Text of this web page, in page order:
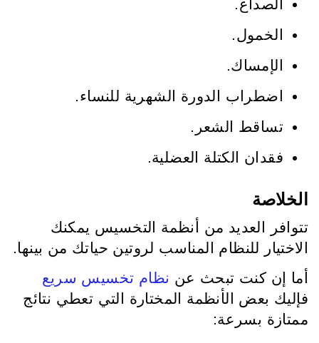
الصداع.
الخمول.
الإمساك.
اضطراب الدورة الشهرية للنساء.
تساقط الشعر.
فقدان الكتلة العضلية.
الخلاصة
تتوافر العديد من أنظمة التخسيس يمكنك
الاختيار للنظام المناسب لروتين حياتك من بينها.
أما إن كنت تبحث عن نظام تخسيس سريع
فإليك بعض الأنظمة المختارة التي تعطي نتائج
ممتازة بسرعة: